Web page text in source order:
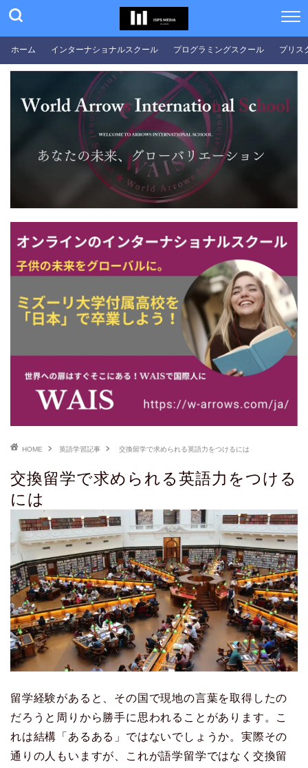
ホーム インターナショナルスクール プログラミングスクール プリス
HOME 英語学習記事 交換留学で求められる英語力をつけるには
交換留学で求められる英語力をつける
には
留学経験があると、その国で現地の言葉を取得したの
だろうと周りから勝手に思われることがあります。こ
れは結構「あるある」ではないでしょうか。実際その
通りの人もいますが、これが語学留学ではなく交換留